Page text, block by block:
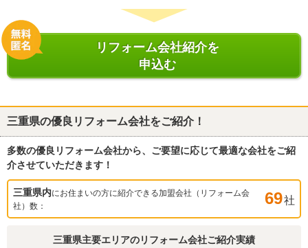
リフォーム会社紹介を
申込む
三重県の優良リフォーム会社をご紹介！
多数の優良リフォーム会社から、ご要望に応じて最適な会社をご紹
介させていただきます！
三重県内にお住まいの方に紹介できる加盟会社（リフォーム会
社）数：
69社
三重県主要エリアのリフォーム会社ご紹介実績